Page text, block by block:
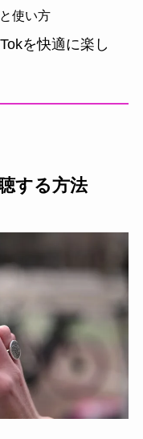
使い方
を快適に楽し
する方法